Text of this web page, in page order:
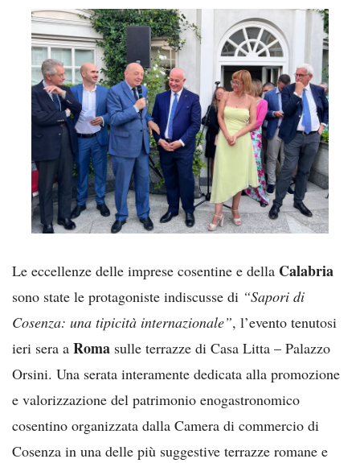
Le eccellenze delle imprese cosentine e della Calabria
sono state le protagoniste indiscusse di “Sapori di
Cosenza: una tipicità internazionale”, l’evento tenutosi
ieri sera a Roma sulle terrazze di Casa Litta – Palazzo
Orsini. Una serata interamente dedicata alla promozione
e valorizzazione del patrimonio enogastronomico
cosentino organizzata dalla Camera di commercio di
Cosenza in una delle più suggestive terrazze romane e